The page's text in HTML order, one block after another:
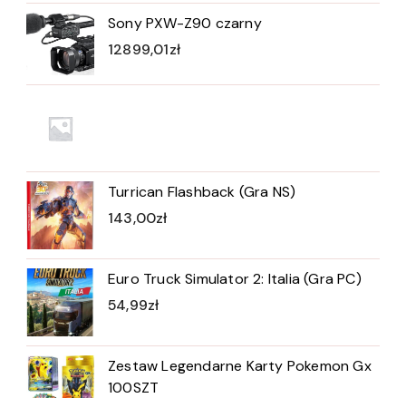
Sony PXW-Z90 czarny
12899,01zł
Turrican Flashback (Gra NS)
143,00zł
Euro Truck Simulator 2: Italia (Gra PC)
54,99zł
Zestaw Legendarne Karty Pokemon Gx
100SZT